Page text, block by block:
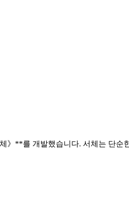
》**를 개발했습니다. 서체는 단순